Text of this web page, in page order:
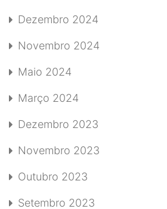
Dezembro 2024
Novembro 2024
Maio 2024
Março 2024
Dezembro 2023
Novembro 2023
Outubro 2023
Setembro 2023